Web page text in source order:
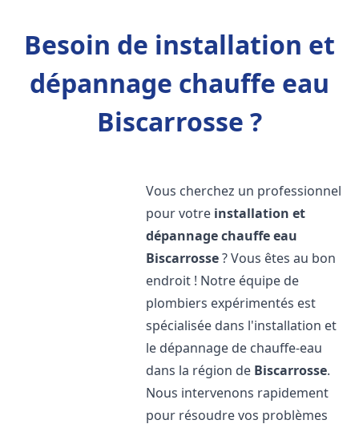
Besoin de installation et
dépannage chauffe eau
Biscarrosse ?
Vous cherchez un professionnel
pour votre installation et
dépannage chauffe eau
Biscarrosse? Vous êtes au bon
endroit ! Notre équipe de
plombiers expérimentés est
spécialisée dans l'installation et
le dépannage de chauffe-eau
dans la région de Biscarrosse.
Nous intervenons rapidement
pour résoudre vos problèmes